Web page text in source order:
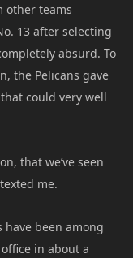
other teams
13 after selecting
absurd. To
the Pelicans gave
could very well
that we’ve seen
me.
have been among
in about a